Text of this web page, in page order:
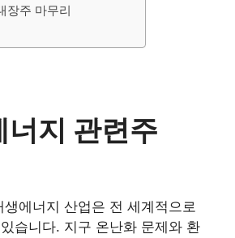
장주 마무리
너지 관련주
에너지 산업은 전 세계적으로
습니다. 지구 온난화 문제와 환